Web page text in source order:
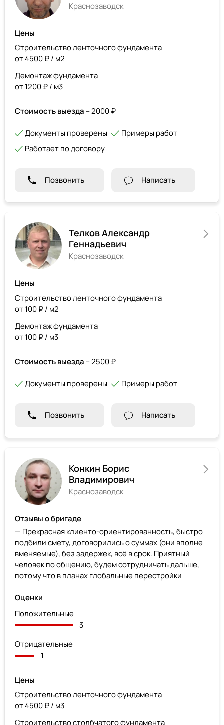
Краснозаводск
Цены
Строительство ленточного фундамента
от 4500 ₽ / м2
Демонтаж фундамента
от 1200 ₽ / м3
Стоимость выезда – 2000 ₽
Документы проверены
Примеры работ
Работает по договору
Позвонить Написать
Телков Александр
Геннадьевич
Краснозаводск
Цены
Строительство ленточного фундамента
от 100 ₽ / м2
Демонтаж фундамента
от 100 ₽ / м3
Стоимость выезда – 2500 ₽
Документы проверены Примеры работ
Позвонить Написать
Конкин Борис
Владимирович
Краснозаводск
Отзывы о бригаде
— Прекрасная клиенто-ориентированность, быстро
подбили смету, договорились о суммах (они вполне
вменяемые), без задержек, всё в срок. Приятный
человек по общению, будем сотрудничать дальше,
потому что в планах глобальные перестройки
Оценки
Положительные
3
Отрицательные
1
Цены
Строительство ленточного фундамента
от 4500 ₽ / м3
Строительство столбчатого фундамента